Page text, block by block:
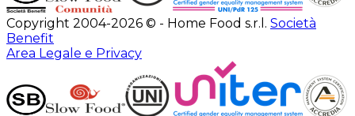
Copyright 2004-2026 © - Home Food s.r.l. Società
Benefit
Area Legale e Privacy